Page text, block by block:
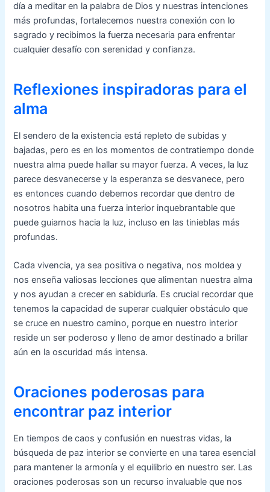
día a meditar en la palabra de Dios y nuestras intenciones
más profundas, fortalecemos nuestra conexión con lo
sagrado y recibimos la fuerza necesaria para enfrentar
cualquier desafío con serenidad y confianza.
Reflexiones inspiradoras para el
alma
El sendero de la existencia está repleto de subidas y
bajadas, pero es en los momentos de contratiempo donde
nuestra alma puede hallar su mayor fuerza. A veces, la luz
parece desvanecerse y la esperanza se desvanece, pero
es entonces cuando debemos recordar que dentro de
nosotros habita una fuerza interior inquebrantable que
puede guiarnos hacia la luz, incluso en las tinieblas más
profundas.
Cada vivencia, ya sea positiva o negativa, nos moldea y
nos enseña valiosas lecciones que alimentan nuestra alma
y nos ayudan a crecer en sabiduría. Es crucial recordar que
tenemos la capacidad de superar cualquier obstáculo que
se cruce en nuestro camino, porque en nuestro interior
reside un ser poderoso y lleno de amor destinado a brillar
aún en la oscuridad más intensa.
Oraciones poderosas para
encontrar paz interior
En tiempos de caos y confusión en nuestras vidas, la
búsqueda de paz interior se convierte en una tarea esencial
para mantener la armonía y el equilibrio en nuestro ser. Las
oraciones poderosas son un recurso invaluable que nos